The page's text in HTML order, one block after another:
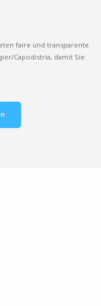
faire und transparente
Capodistria, damit Sie